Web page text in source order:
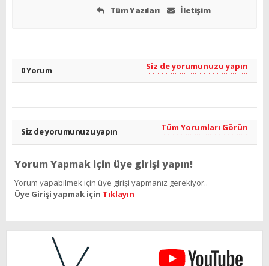
Tüm Yazıları İletişim
0 Yorum Siz de yorumunuzu yapın
Siz de yorumunuzu yapın Tüm Yorumları Görün
Yorum Yapmak için üye girişi yapın!
Yorum yapabilmek için üye girişi yapmanız gerekiyor..
Üye Girişi yapmak için Tıklayın